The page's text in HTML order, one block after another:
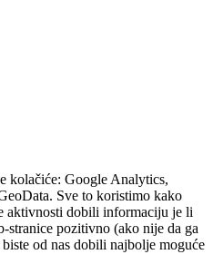
kolačiće: Google Analytics,
Sve to koristimo kako
aktivnosti dobili informaciju je li
stranice pozitivno (ako nije da ga
od nas dobili najbolje moguće